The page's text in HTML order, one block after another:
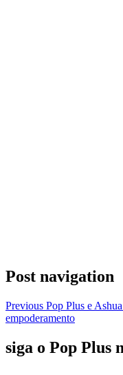
Post navigation
Previous Pop Plus e
empoderamento
siga o Pop Plus